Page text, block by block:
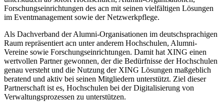
Forschungseinrichtungen des acn mit seinen vielfältigen Lösungen
im Eventmanagement sowie der Netzwerkpflege.
Als Dachverband der Alumni-Organisationen im deutschsprachigen
Raum repräsentiert acn unter anderem Hochschulen, Alumni-
Vereine sowie Forschungseinrichtungen. Damit hat XING einen
wertvollen Partner gewonnen, der die Bedürfnisse der Hochschulen
genau versteht und die Nutzung der XING Lösungen maßgeblich
beratend und aktiv bei seinen Mitgliedern unterstützt. Ziel dieser
Partnerschaft ist es, Hochschulen bei der Digitalisierung von
Verwaltungsprozessen zu unterstützen.